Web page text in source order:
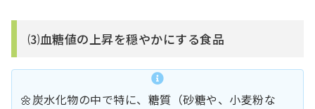
⑶血糖値の上昇を穏やかにする食品
🌼炭水化物の中で特に、糖質（砂糖や、小麦粉な